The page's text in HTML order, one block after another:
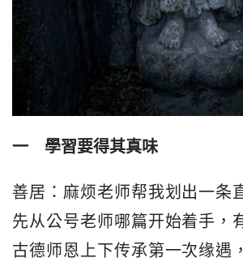
一　學習要得其真味
善居：麻烦老师帮我划出一条
先从公号老师哪篇开始着手，
古德师恩上下传承第一次缘遇